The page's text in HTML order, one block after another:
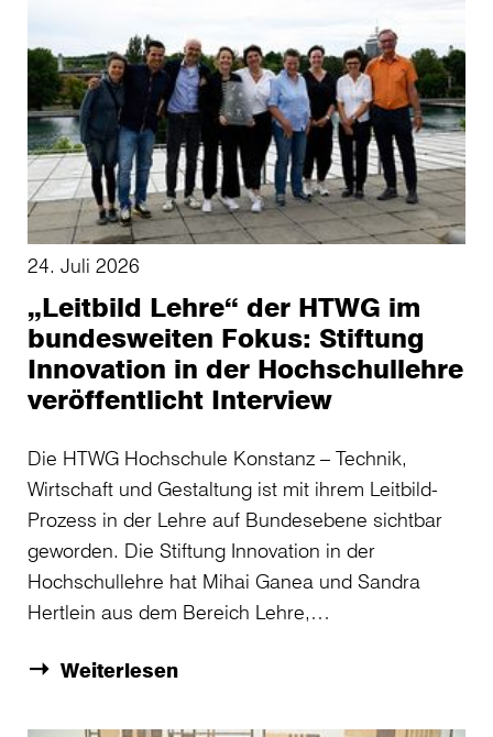
24. Juli 2026
„Leitbild Lehre“ der HTWG im
bundesweiten Fokus: Stiftung
Innovation in der Hochschullehre
veröffentlicht Interview
Die HTWG Hochschule Konstanz – Technik,
Wirtschaft und Gestaltung ist mit ihrem Leitbild-
Prozess in der Lehre auf Bundesebene sichtbar
geworden. Die Stiftung Innovation in der
Hochschullehre hat Mihai Ganea und Sandra
Hertlein aus dem Bereich Lehre,…
Weiterlesen